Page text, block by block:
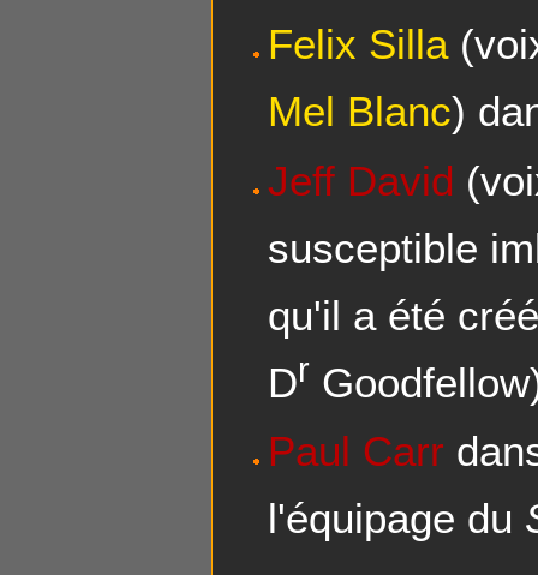
Felix Silla
Mel Blanc)
Jeff David
susceptible
qu'il a été
Dr
Paul Carr
l'équipage du